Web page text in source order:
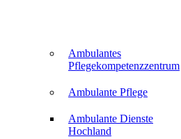
Ambulantes
Pflegekompetenzzentrum
Ambulante Pflege
Ambulante Dienste
Hochland